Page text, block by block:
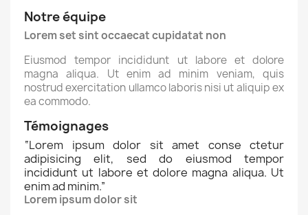
Notre équipe
Lorem set sint occaecat cupidatat non
Eiusmod tempor incididunt ut labore et dolore
magna aliqua. Ut enim ad minim veniam, quis
nostrud exercitation ullamco laboris nisi ut aliquip ex
ea commodo.
Témoignages
“Lorem ipsum dolor sit amet conse ctetur
adipisicing elit, sed do eiusmod tempor
incididunt ut labore et dolore magna aliqua. Ut
enim ad minim.”
Lorem ipsum dolor sit
Créer une liste d'envies ×
Nom de la liste d'envies
Annuler